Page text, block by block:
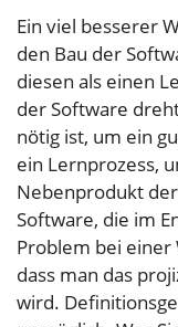
Ein viel besserer
den Bau der
diesen als einen
der Software
nötig ist, um ein
ein Lernprozess,
Nebenprodukt
Software, die im
Problem bei einer
dass man das
wird.